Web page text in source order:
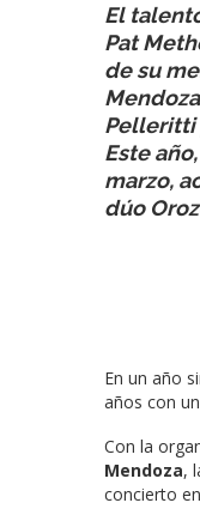
El
Pat
de su
Pelleritti
Este
marzo,
dúo
En un año
años con
Con la
Mendoza,
concierto